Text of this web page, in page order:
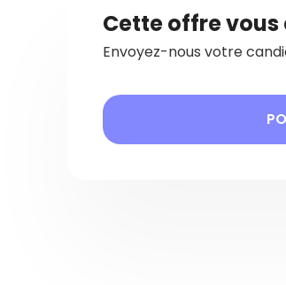
Cette offre vous
Envoyez-nous votre